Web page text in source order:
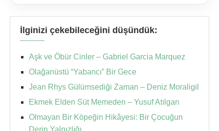
İlginizi çekebileceğini düşündük:
Aşk ve Öbür Cinler – Gabriel Garcia Marquez
Olağanüstü “Yabancı” Bir Gece
Jean Rhys Gülümsediği Zaman – Deniz Moraligil
Ekmek Elden Süt Memeden – Yusuf Atılgan
Olmayan Bir Köpeğin Hikâyesi: Bir Çocuğun